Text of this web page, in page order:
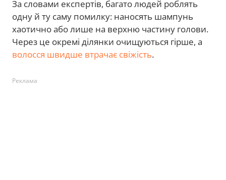
За словами експертів, багато людей роблять
одну й ту саму помилку: наносять шампунь
хаотично або лише на верхню частину голови.
Через це окремі ділянки очищуються гірше, а
волосся швидше втрачає свіжість.
Реклама